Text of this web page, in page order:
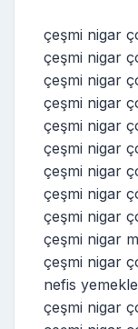
çeşmi nigar
çeşmi nigar
çeşmi nigar
çeşmi nigar
çeşmi nigar
çeşmi nigar
çeşmi nigar
çeşmi nigar
çeşmi nigar
çeşmi nigar
çeşmi nigar
nefis
çeşmi nigar